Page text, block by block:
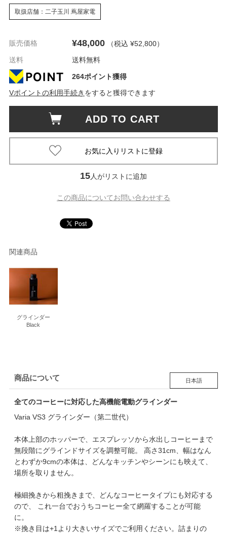
取扱店舗：二子玉川 蔦屋家電
販売価格 ¥48,000 （税込 ¥52,800）
送料
送料無料
264ポイント獲得
Vポイントの利用手続き をすると獲得できます
ADD TO CART
15人がリストに追加
この商品についてお問い合わせする
関連商品
グラインダー
Black
商品について 日本語
全てのコーヒーに対応した高機能電動グラインダー
Varia VS3 グラインダー（第二世代）
本体上部のホッパーで、エスプレッソから水出しコーヒーまで
無段階にグラインドサイズを調整可能。 高さ31cm、幅はなん
とわずか9cmの本体は、どんなキッチンやシーンにも映えて、
場所を取りません。
極細挽きから粗挽きまで、どんなコーヒータイプにも対応する
ので、 これ一台でおうちコーヒー全て網羅することが可能
に。
※挽き目は+1より大きいサイズでご利用ください。詰まりの